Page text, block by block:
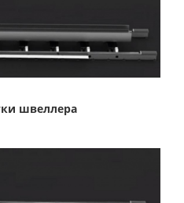
швеллера